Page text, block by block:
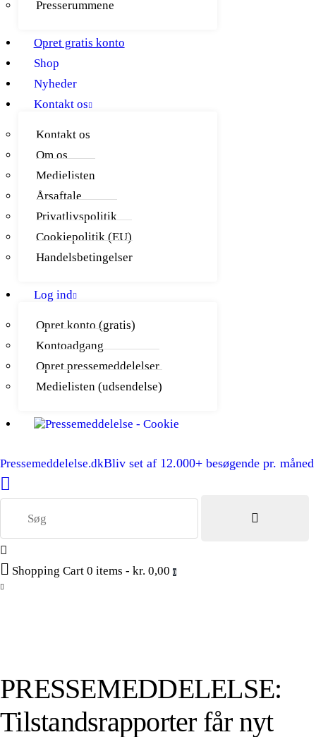
Presserummene
Opret gratis konto
Shop
Nyheder
Kontakt os
Kontakt os
Om os
Medielisten
Årsaftale
Privatlivspolitik
Cookiepolitik (EU)
Handelsbetingelser
Log ind
Opret konto (gratis)
Kontoadgang
Opret pressemeddelelser
Medielisten (udsendelse)
Pressemeddelelse.dkBliv set af 12.000+ besøgende pr. måned
Shopping Cart 0 items - kr. 0,00 0
PRESSEMEDDELELSE:
Tilstandsrapporter får nyt